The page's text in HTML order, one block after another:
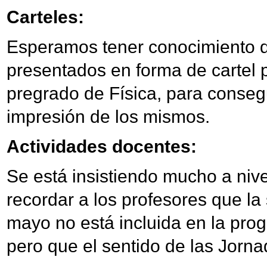
Carteles:
Esperamos tener conocimiento
presentados en forma de cartel
pregrado de Física, para
impresión de los mismos.
Actividades docentes:
Se está insistiendo mucho a
recordar a los profesores que
mayo no está incluida en la
pero que el sentido de las